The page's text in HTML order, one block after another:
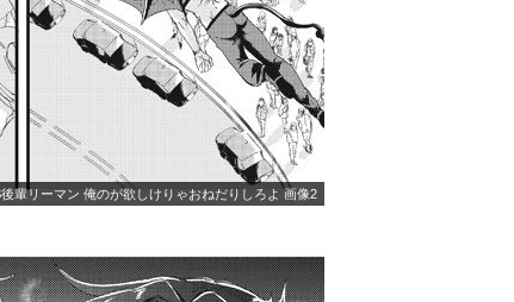
輩リーマン 俺のが欲しけりゃおねだりしろよ 画像2